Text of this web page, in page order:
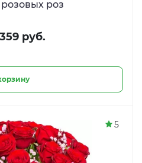
роз
руб.
5